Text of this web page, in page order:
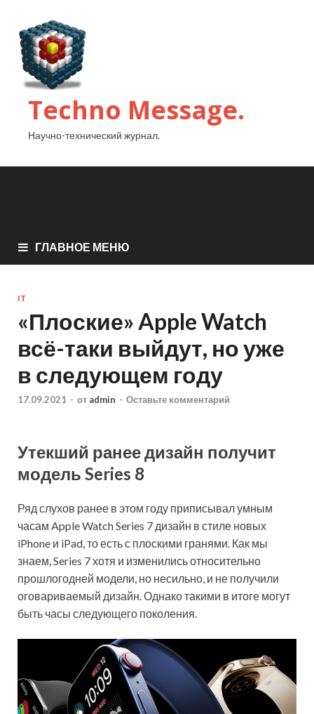
Techno Message.
Научно-технический журнал.
ГЛАВНОЕ МЕНЮ
IT
«Плоские» Apple Watch
всё-таки выйдут, но уже
в следующем году
17.09.2021 - от admin - Оставьте комментарий
Утекший ранее дизайн получит
модель Series 8
Ряд слухов ранее в этом году приписывал умным
часам Apple Watch Series 7 дизайн в стиле новых
iPhone и iPad, то есть с плоскими гранями. Как мы
знаем, Series 7 хотя и изменились относительно
прошлогодней модели, но несильно, и не получили
оговариваемый дизайн. Однако такими в итоге могут
быть часы следующего поколения.